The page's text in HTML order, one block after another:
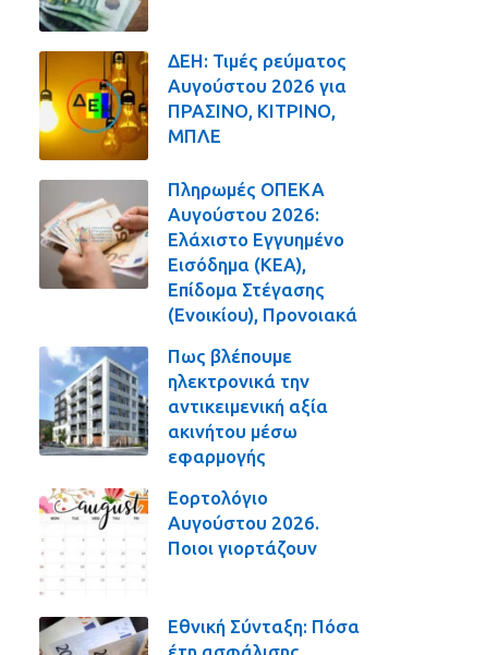
ΔΕΗ: Τιμές ρεύματος
Αυγούστου 2026 για
ΠΡΑΣΙΝΟ, ΚΙΤΡΙΝΟ,
ΜΠΛΕ
Πληρωμές ΟΠΕΚΑ
Αυγούστου 2026:
Ελάχιστο Εγγυημένο
Εισόδημα (ΚΕΑ),
Επίδομα Στέγασης
(Ενοικίου), Προνοιακά
Πως βλέπουμε
ηλεκτρονικά την
αντικειμενική αξία
ακινήτου μέσω
εφαρμογής
Εορτολόγιο
Αυγούστου 2026.
Ποιοι γιορτάζουν
Εθνική Σύνταξη: Πόσα